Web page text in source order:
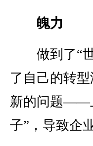
魄力
做到了“世
了自己的转
新的问题——
子”，导致企